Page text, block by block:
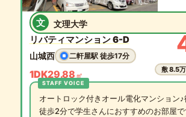
文 文理大学
リバティマンション 6-D
山城西 二軒屋駅 徒歩17分
1DK29.88 ㎡
敷 8.5
オートロック付きオール電化マンション
徒歩2分で学生さんにおすすめのお部屋